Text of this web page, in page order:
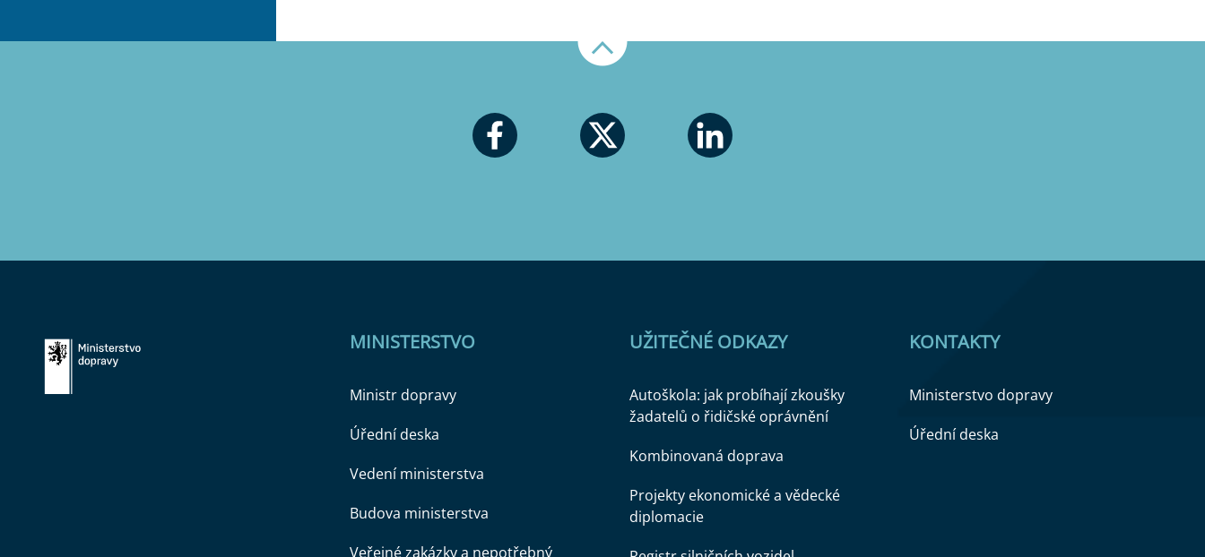
MINISTERSTVO
Ministr dopravy
Úřední deska
Vedení ministerstva
Budova ministerstva
Veřejné zakázky a nepotřebný
UŽITEČNÉ ODKAZY
Autoškola: jak probíhají zkoušky
žadatelů o řidičské oprávnění
Kombinovaná doprava
Projekty ekonomické a vědecké
diplomacie
KONTAKTY
Ministerstvo dopravy
Úřední deska